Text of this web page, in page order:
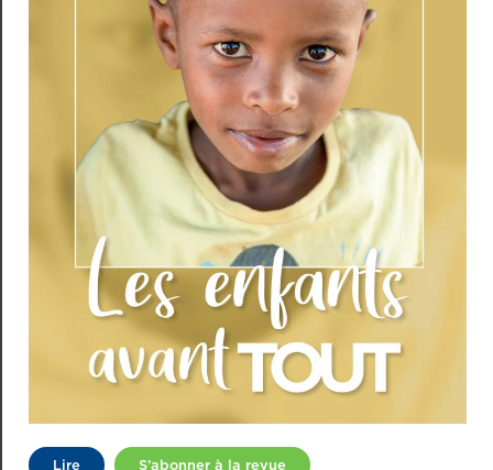
Lire S’abonner à la revue